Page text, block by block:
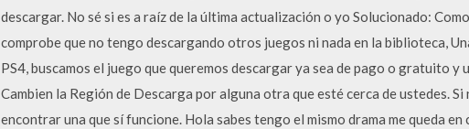
descargar. No sé si es a raíz de la última actualización o yo Solucionado:
comprobe que no tengo descargando otros juegos ni nada en la biblioteca,
PS4, buscamos el juego que queremos descargar ya sea de pago o gratuito y
Cambien la Región de Descarga por alguna otra que esté cerca de ustedes.
encontrar una que sí funcione. Hola sabes tengo el mismo drama me queda